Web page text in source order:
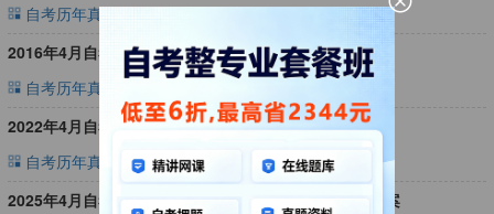
自考历年真题
2026-08-07
2016年4月自考13170数据库及其应用历年真题及答案
自考历年真题
2022年4月自考13135西方经济学(中级)历年真题及答案
自考历年真题
2026-08-07
2025年4月自考00539中国古代文学史(二)历年真题及答案